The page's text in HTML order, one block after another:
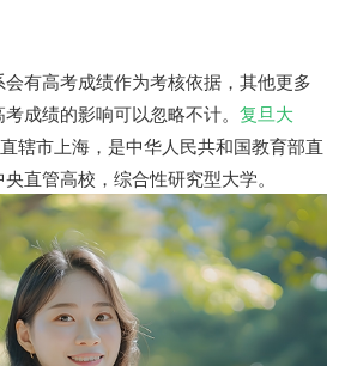
有高考成绩作为考核依据，其他更多
成绩的影响可以忽略不计。 复旦大
直辖市上海，是中华人民共和国教育部直
直管高校，综合性研究型大学。